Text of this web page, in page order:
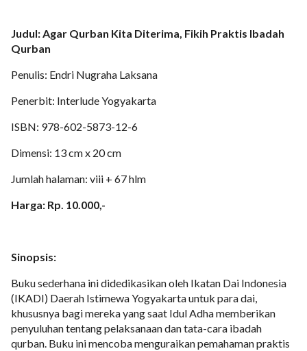
Judul: Agar Qurban Kita Diterima, Fikih Praktis Ibadah
Qurban
Penulis: Endri Nugraha Laksana
Penerbit: Interlude Yogyakarta
ISBN: 978-602-5873-12-6
Dimensi: 13 cm x 20 cm
Jumlah halaman: viii + 67 hlm
Harga: Rp. 10.000,-
Sinopsis:
Buku sederhana ini didedikasikan oleh Ikatan Dai Indonesia
(IKADI) Daerah Istimewa Yogyakarta untuk para dai,
khususnya bagi mereka yang saat Idul Adha memberikan
penyuluhan tentang pelaksanaan dan tata-cara ibadah
qurban. Buku ini mencoba menguraikan pemahaman praktis